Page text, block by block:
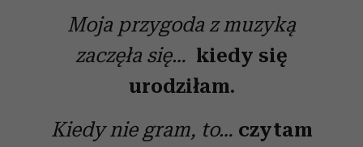
Moja przygoda z muzyką
zaczęła się… kiedy się
urodziłam.
Kiedy nie gram, to… czytam